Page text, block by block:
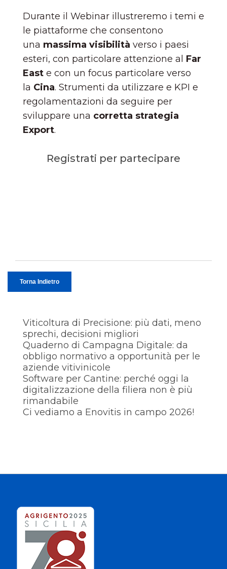
Durante il Webinar illustreremo i temi e
le piattaforme che consentono
una massima visibilità verso i paesi
esteri, con particolare attenzione al Far
East e con un focus particolare verso
la Cina. Strumenti da utilizzare e KPI e
regolamentazioni da seguire per
sviluppare una corretta strategia
Export.
Registrati per partecipare
Torna Indietro
Viticoltura di Precisione: più dati, meno
sprechi, decisioni migliori
Quaderno di Campagna Digitale: da
obbligo normativo a opportunità per le
aziende vitivinicole
Software per Cantine: perché oggi la
digitalizzazione della filiera non è più
rimandabile
Ci vediamo a Enovitis in campo 2026!